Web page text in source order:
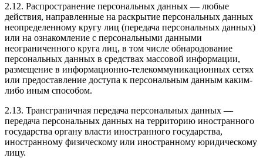
2.12. Распространение персональных данных — любые
действия, направленные на раскрытие персональных данных
неопределенному кругу лиц (передача персональных данных)
или на ознакомление с персональными данными
неограниченного круга лиц, в том числе обнародование
персональных данных в средствах массовой информации,
размещение в информационно-телекоммуникационных сетях
или предоставление доступа к персональным данным каким-
либо иным способом.
2.13. Трансграничная передача персональных данных —
передача персональных данных на территорию иностранного
государства органу власти иностранного государства,
иностранному физическому или иностранному юридическому
лицу.